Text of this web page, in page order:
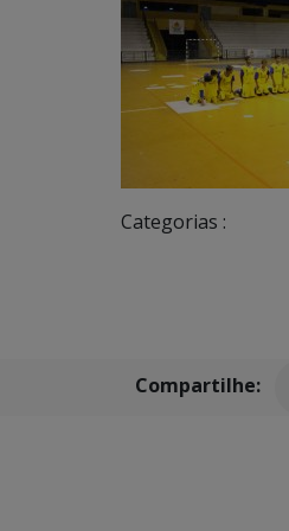
Categorias :
Compartilhe: